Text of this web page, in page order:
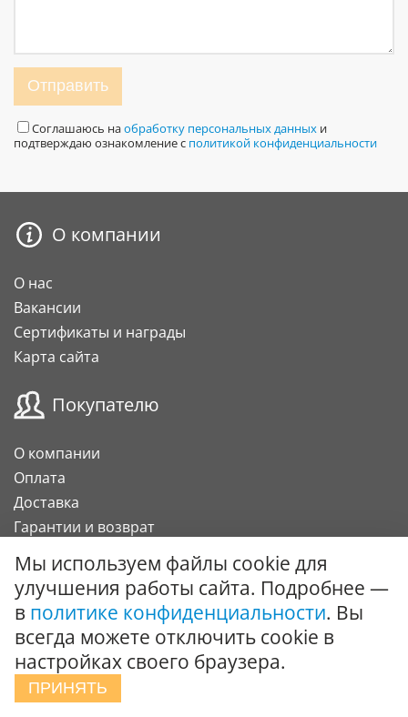
Отправить
Соглашаюсь наобработку персональных данных и
подтверждаю ознакомление с политикой конфиденциальности
О компании
О нас
Вакансии
Сертификаты и награды
Карта сайта
Покупателю
О компании
Оплата
Доставка
Гарантии и возврат
Подарочный сертификат
Сотрудничество
Поставки под заказ
Вызов специалиста
Мы используем файлы cookie для
улучшения работы сайта. Подробнее —
в политике конфиденциальности. Вы
всегда можете отключить cookie в
настройках своего браузера.
ПРИНЯТЬ